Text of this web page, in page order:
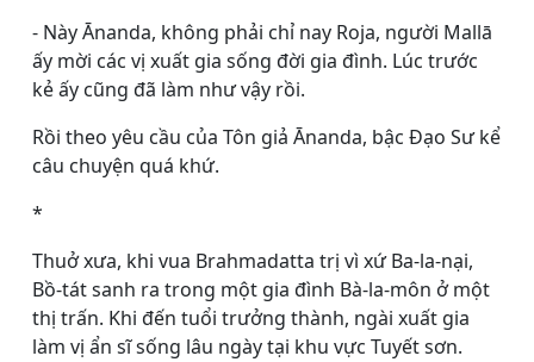
- Này Ānanda, không phải chỉ nay Roja, người Mallā
ấy mời các vị xuất gia sống đời gia đình. Lúc trước
kẻ ấy cũng đã làm như vậy rồi.
Rồi theo yêu cầu của Tôn giả Ānanda, bậc Ðạo Sư kể
câu chuyện quá khứ.
*
Thuở xưa, khi vua Brahmadatta trị vì xứ Ba-la-nại,
Bồ-tát sanh ra trong một gia đình Bà-la-môn ở một
thị trấn. Khi đến tuổi trưởng thành, ngài xuất gia
làm vị ẩn sĩ sống lâu ngày tại khu vực Tuyết sơn.